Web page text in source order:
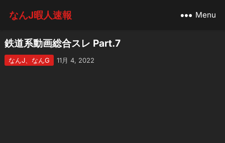
なんJ暇人速報 Menu
鉄道系動画総合スレ Part.7
なんJ、なんG 11月 4, 2022